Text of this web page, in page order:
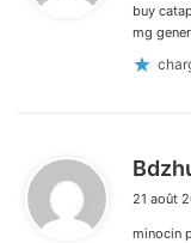
buy
mg
21 août
minocin